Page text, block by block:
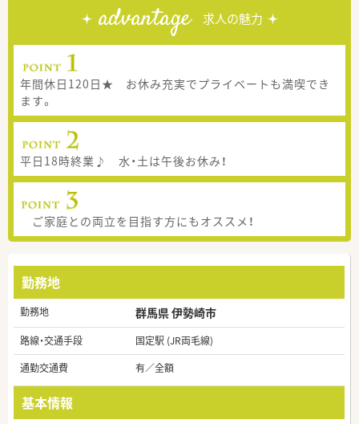
advantage 求人の魅力
年間休日120日★ お休み充実でプライベートも満喫でき
ます。
平日18時終業♪ 水・土は午後お休み！
ご家庭との両立を目指す方にもオススメ！
勤務地
勤務地 群馬県 伊勢崎市
路線・交通手段
国定駅 (JR両毛線)
通勤交通費
有／全額
基本情報